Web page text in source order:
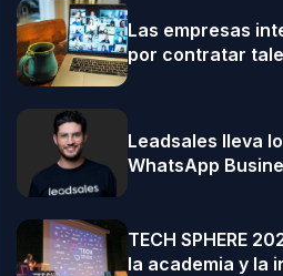
Las empresas
por contratar
Leadsales lleva
WhatsApp
TECH SPHERE
la academia y la